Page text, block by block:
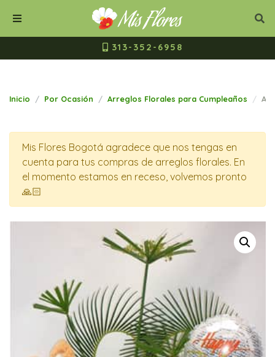
Cerrar
Buscar
313-352-6958
Inicio Por Ocasión Arreglos Florales para Cumpleaños
Mis Flores Bogotá agradece que nos tengas en
cuenta para tus compras de arreglos florales. En
el momento estamos en receso, volvemos pronto
🙏🏻